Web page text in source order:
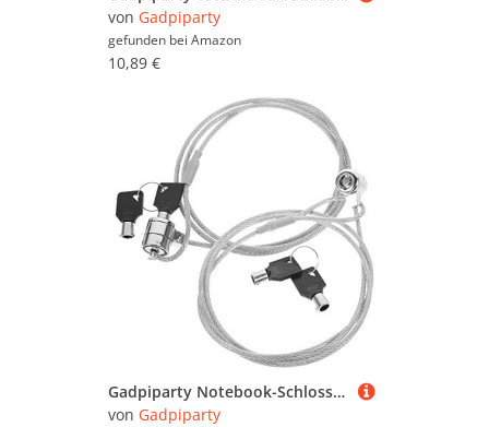
von Gadpiparty
gefunden bei Amazon
10,89 €
Gadpiparty Notebook-Schloss-sicherheitskabel Universelles Laptop-Schloss 360 Grad Drehbares Design
von Gadpiparty